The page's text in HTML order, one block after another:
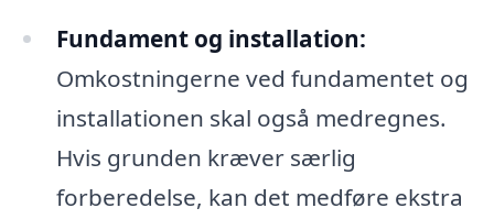
Fundament og installation:
Omkostningerne ved fundamentet og
installationen skal også medregnes.
Hvis grunden kræver særlig
forberedelse, kan det medføre ekstra